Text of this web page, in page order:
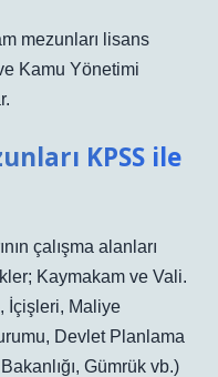
mezunları lisans
Kamu Yönetimi
KPSS ile
çalışma alanları
Kaymakam ve Vali.
İçişleri, Maliye
Devlet Planlama
Gümrük vb.)